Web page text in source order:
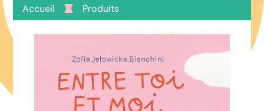
Accueil Produits